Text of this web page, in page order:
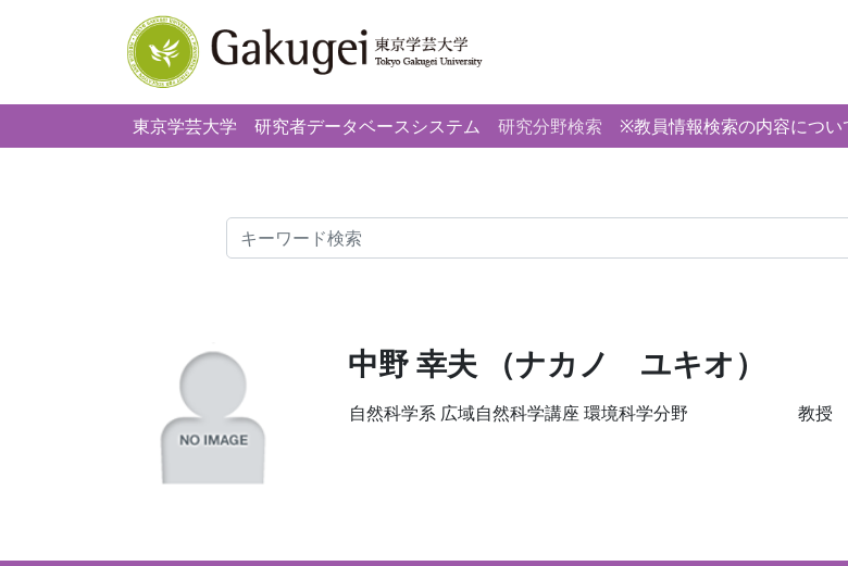
東京学芸大学 研究者データベースシステム 研究分野検索 ※教員情報検索の内容につい
検索
中野 幸夫 （ナカノ ユキオ）
自然科学系 広域自然科学講座 環境科学分野 教授